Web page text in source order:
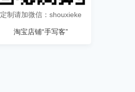
定制请加微信：shouxieke
淘宝店铺“手写客”